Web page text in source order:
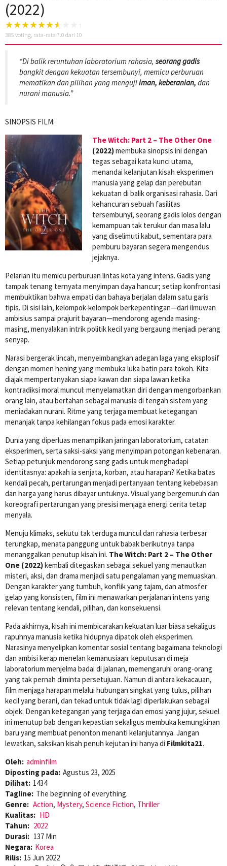
(2022)
385 voting, rata-rata 7.0 dari 10
“Di balik reruntuhan laboratorium rahasia, seorang gadis
bangkit dengan kekuatan tersembunyi, memicu perburuan
mematikan dan pilihan yang mengujiiman, keberanian, dan
nurani manusia.”
SINOPSIS FILM:
The Witch: Part 2 – The Other One
(2022)membuka sinopsis ini dengan
tegas sebagai kata kunci utama,
menandai kelanjutan kisah eksperimen
manusia yang gelap dan perebutan
kekuatan di balik organisasi rahasia. Dari
kehancuran sebuah fasilitas
tersembunyi, seorang gadis lolos dengan
kemampuan tak terukur dan masa lalu
yang diselimuti kabut, sementara para
pemburu bayaran segera mengendus
jejaknya.
Pelarian itu memicu perburuan lintas kota yang intens. Gadis yang
tampak tenang ternyata menyimpan daya hancur; setiap konfrontasi
membuktikan bahwa empati dan bahaya berjalan dalam satu garis
tipis. Di sisi lain, kelompok-kelompok berkepentingan—dari ilmuwan
ambisius sampai prajurit bayaran—mendorong agenda masing-
masing, menyalakan intrik politik kecil yang bergaung menjadi perang
senyap.
Narasi bergerak lincah, menyeimbangkan adegan laga yang eksplosif
dengan momen hening yang membuka luka batin para tokoh. Kita
diajak mempertanyakan siapa kawan dan siapa lawan ketika
kontradiksi moral muncul: menyelamatkan diri dengan mengorbankan
orang lain, atau bertahan sebagai manusia di tengah sistem yang
meniadakan nurani. Ritme yang terjaga membuat ketegangan
menanjak tanpa kehilangan fokus pada emosi karakter.
Dunia yang diperluas menampilkan jaringan laboratorium, catatan
eksperimen, serta saksi-saksi yang menyimpan potongan kebenaran.
Setiap petunjuk mendorong sang gadis untuk menghadapi
identitasnya: apakah ia senjata, korban, atau harapan? Ketika batas
kendali pecah, pertarungan menjadi pertanyaan tentang kebebasan
dan harga yang harus dibayar untuknya. Visual yang bergemuruh dan
koreografi pertarungan yang presisi menjaga energi cerita tetap
menyala.
Menuju klimaks, sekutu tak terduga muncul dan rahasia terbesar
terungkap, menata panggung untuk babak berikutnya tanpa
menanggalkan penutup kisah ini. The Witch: Part 2 – The Other
One (2022)kembali ditegaskan sebagai sekuel yang menautkan
misteri, aksi, dan drama menjadi satu pengalaman yang memuaskan.
Dengan karakter yang tumbuh, konflik yang tajam, dan atmosfer
gelap yang konsisten, film ini menawarkan perjalanan intens yang
relevan tentang kendali, pilihan, dan konsekuensi.
Pada akhirnya, kisah ini membicarakan kekuatan luar biasa sekaligus
rapuhnya manusia ketika hidupnya dipatok oleh eksperimen.
Narasinya menyelipkan komentar sosial tentang bagaimana teknologi
dan ambisi kerap menelan kemanusiaan: keputusan di meja
laboratorium menjelma badai di jalanan, memengaruhi orang-orang
yang tak pernah diminta persetujuan. Namun di antara kekacauan,
film menjaga harapan melalui hubungan singkat yang tulus, pilihan
kecil yang berani, dan tekad untuk tidak lagi diperlakukan sebagai
objek. Dengan ketegangan yang terjaga dan emosi yang jujur, sekuel
ini menutup bab dengan kepastian sekaligus membuka kemungkinan
baru yang membuat penonton menanti kelanjutannya. Jangan
lewatkan, saksikan kisah penuh kejutan ini hanya di Filmkita21.
Oleh: adminfilm
Diposting pada: Agustus 23, 2025
Dilihat: 1434
Tagline: The beginning of everything.
Genre: Action, Mystery, Science Fiction, Thriller
Kualitas: HD
Tahun: 2022
Durasi: 137 Min
Negara: Korea
Rilis: 15 Jun 2022